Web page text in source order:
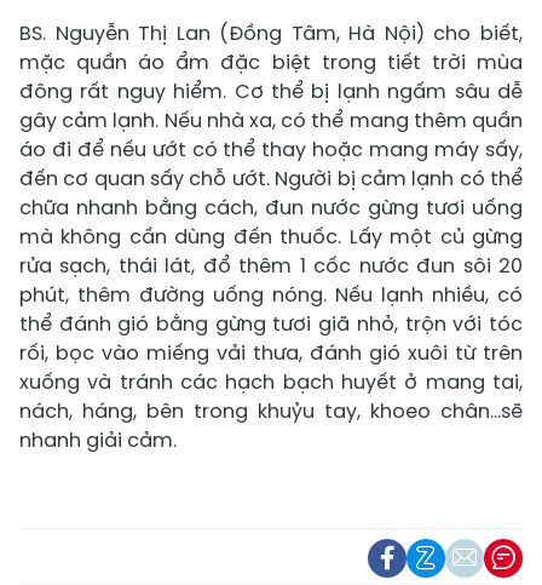
BS. Nguyễn Thị Lan (Đồng Tâm, Hà Nội) cho biết,
mặc quần áo ẩm đặc biệt trong tiết trời mùa
đông rất nguy hiểm. Cơ thể bị lạnh ngấm sâu dễ
gây cảm lạnh. Nếu nhà xa, có thể mang thêm quần
áo đi để nếu ướt có thể thay hoặc mang máy sấy,
đến cơ quan sấy chỗ ướt. Người bị cảm lạnh có thể
chữa nhanh bằng cách, đun nước gừng tươi uống
mà không cần dùng đến thuốc. Lấy một củ gừng
rửa sạch, thái lát, đổ thêm 1 cốc nước đun sôi 20
phút, thêm đường uống nóng. Nếu lạnh nhiều, có
thể đánh gió bằng gừng tươi giã nhỏ, trộn với tóc
rối, bọc vào miếng vải thưa, đánh gió xuôi từ trên
xuống và tránh các hạch bạch huyết ở mang tai,
nách, háng, bên trong khuỷu tay, khoeo chân…sẽ
nhanh giải cảm.